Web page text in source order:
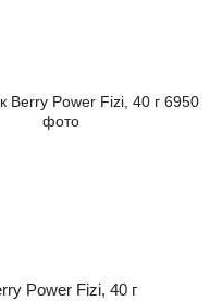
Power Fizi, 40 г